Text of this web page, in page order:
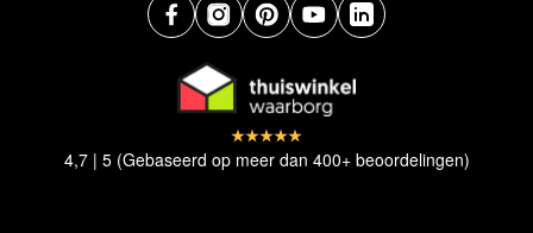
4,7 | 5 (Gebaseerd op meer dan 400+ beoordelingen)